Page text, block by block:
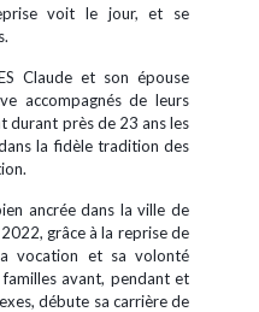
voit le jour, et se
Claude et son épouse
accompagnés de leurs
durant près de 23 ans les
la fidèle tradition des
ancrée dans la ville de
grâce à la reprise de
vocation et sa volonté
avant, pendant et
débute sa carrière de